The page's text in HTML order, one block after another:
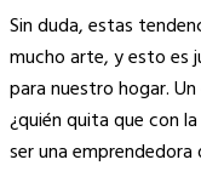
Sin duda, estas
mucho arte, y esto es
para nuestro hogar.
¿quién quita que con
ser una